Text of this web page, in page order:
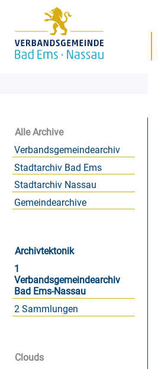
Alle Archive
Verbandsgemeindearchiv
Stadtarchiv Bad Ems
Stadtarchiv Nassau
Gemeindearchive
Archivtektonik
1
Verbandsgemeindearchiv
Bad Ems-Nassau
2 Sammlungen
Clouds